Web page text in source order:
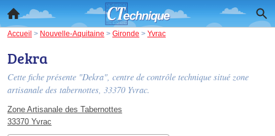
Accueil > Nouvelle-Aquitaine > Gironde > Yvrac
Dekra
Cette fiche présente "Dekra", centre de contrôle technique situé zone
artisanale des tabernottes, 33370 Yvrac.
Zone Artisanale des Tabernottes
33370 Yvrac